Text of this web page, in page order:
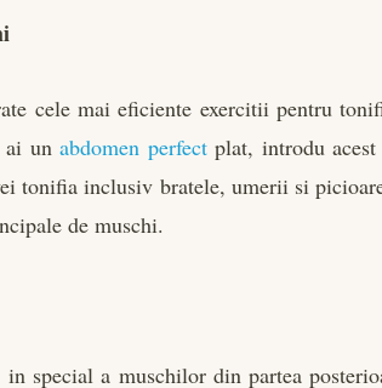
cele mai eficiente exercitii pentru
ai unabdomen perfectplat, introdu acest
tonifia inclusiv bratele, umerii si
de muschi.
special a muschilor din partea